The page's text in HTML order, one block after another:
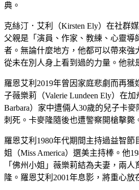
典。
克絲汀．艾利（Kirsten Ely）在社群媒
父親是「演員、作家、教練、心靈導
者。無論什麼地方，他都可以帶來強
從未在別人身上看到過的力量。他就
羅恩艾利2019年曾因家庭悲劇而再獲
子薇樂莉（Valerie Lundeen Ely）在加
Barbara）家中遭倆人30歲的兒子卡麥
刺死。卡麥隆隨後也遭警察開槍擊斃
羅恩艾利1980年代期間主持過益智
姐（Miss America）選美主持棒。他
「佛州小姐」薇樂莉結為夫妻，兩
隆。羅恩艾利2001年息影，將重心放